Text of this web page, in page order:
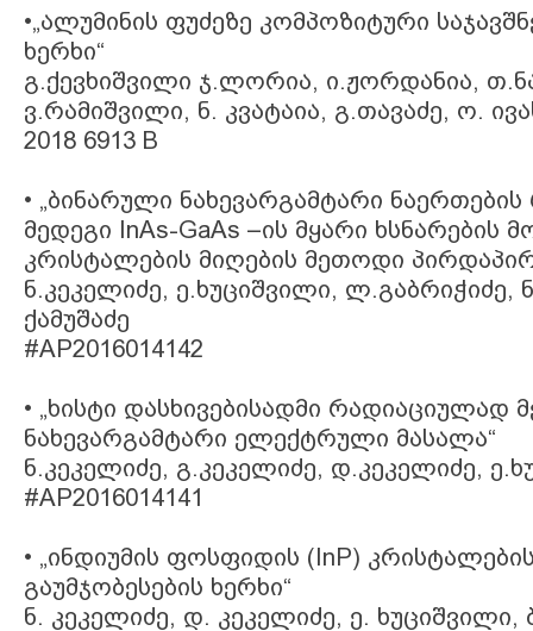
•„ალუმინის ფუძეზე კომპოზიტური
ხერხი“
გ.ქევხიშვილი ჯ.ლორია, ი.ჟორდანია,
ვ.რამიშვილი, ნ. კვატაია, გ.თავაძე, ო.
2018 6913 B
• „ბინარული ნახევარგამტარი
მედეგი InAs-GaAs –ის მყარი ხსნარების
კრისტალების მიღების მეთოდი
ნ.კეკელიძე, ე.ხუციშვილი,
ქამუშაძე
#AP2016014142
• „ხისტი დასხივებისადმი რადიაციულად
ნახევარგამტარი ელექტრული მასალა“
ნ.კეკელიძე, გ.კეკელიძე, დ.კეკელიძე,
#AP2016014141
• „ინდიუმის ფოსფიდის (InP)
გაუმჯობესების ხერხი“
ნ. კეკელიძე, დ. კეკელიძე, ე. ხუციშვილი,